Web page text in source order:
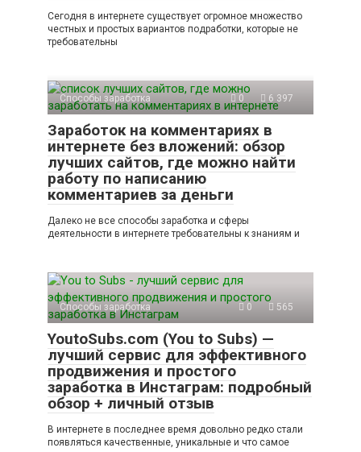
Сегодня в интернете существует огромное множество
честных и простых вариантов подработки, которые не
требовательны
Способы заработка 0 6 397
Заработок на комментариях в
интернете без вложений: обзор
лучших сайтов, где можно найти
работу по написанию
комментариев за деньги
Далеко не все способы заработка и сферы
деятельности в интернете требовательны к знаниям и
Способы заработка 0 565
YoutoSubs.com (You to Subs) —
лучший сервис для эффективного
продвижения и простого
заработка в Инстаграм: подробный
обзор + личный отзыв
В интернете в последнее время довольно редко стали
появляться качественные, уникальные и что самое